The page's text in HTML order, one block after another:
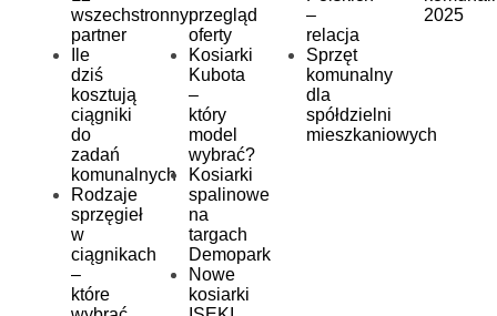
wszechstronny
partner
Ile
dziś
kosztują
ciągniki
do
zadań
komunalnych
Rodzaje
sprzęgieł
w
ciągnikach
–
które
przegląd
oferty
Kosiarki
Kubota
–
który
model
wybrać?
Kosiarki
spalinowe
na
targach
Demopark
Nowe
kosiarki
–
relacja
Sprzęt
komunalny
dla
spółdzielni
mieszkaniowych
2025